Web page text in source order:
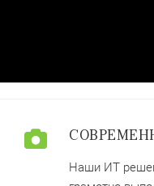
Наши ИТ